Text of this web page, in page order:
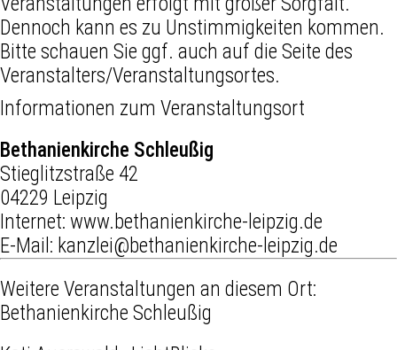
Dennoch kann es zu Unstimmigkeiten kommen.
Bitte schauen Sie ggf. auch auf die Seite des
Veranstalters/Veranstaltungsortes.
Informationen zum Veranstaltungsort
Bethanienkirche Schleußig
Stieglitzstraße 42
04229 Leipzig
Internet: www.bethanienkirche-leipzig.de
E-Mail: kanzlei@bethanienkirche-leipzig.de
Weitere Veranstaltungen an diesem Ort:
Bethanienkirche Schleußig